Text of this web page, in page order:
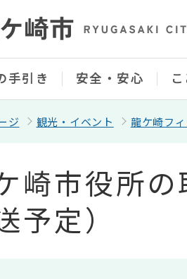
手引き 安全・安心
ジ 観光・イベント 龍ケ崎フ
崎市役所
予定）